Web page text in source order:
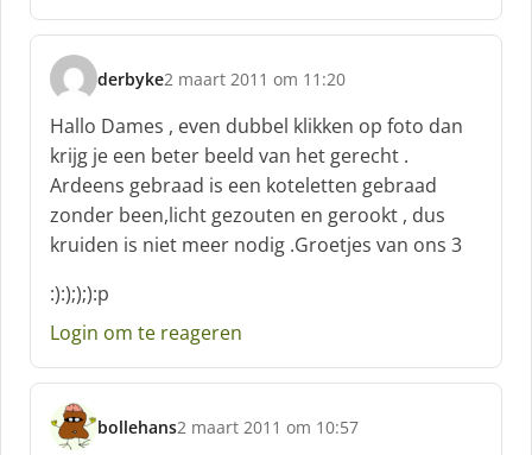
f
derbyke
s
c
h
r
e
e
f
2 maart 2011 om 11:20
Hallo Dames , even dubbel klikken op foto dan
krijg je een beter beeld van het gerecht .
Ardeens gebraad is een koteletten gebraad
zonder been,licht gezouten en gerookt , dus
kruiden is niet meer nodig .Groetjes van ons 3
:):););):p
Login om te reageren
bollehans2 maart 2011 om 10:57